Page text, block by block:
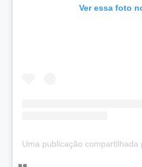
Ver essa foto